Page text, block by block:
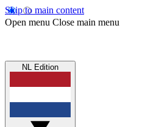
Skip to main content
Open menu Close main menu
NL Edition